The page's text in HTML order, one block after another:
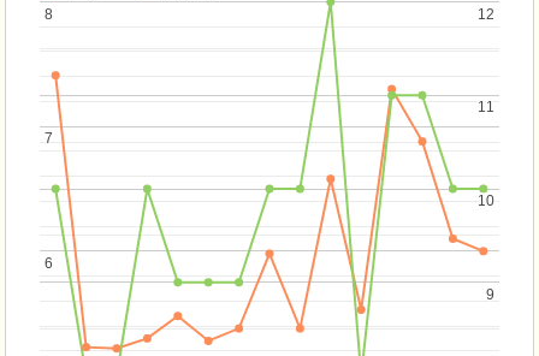
6
6
7
7
8
8
9
9
10
10
11
11
12
12